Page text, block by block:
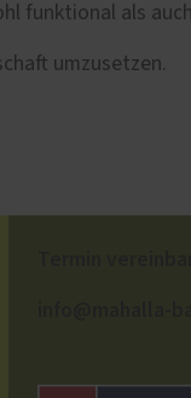
funktional als
umzusetzen.